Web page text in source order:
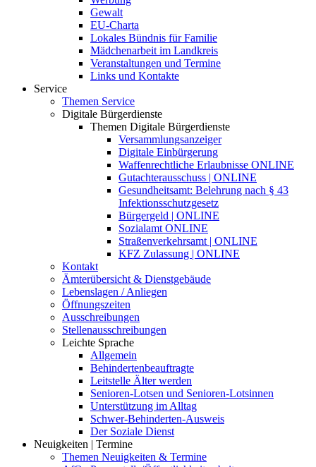
Gewalt
EU-Charta
Lokales Bündnis für Familie
Mädchenarbeit im Landkreis
Veranstaltungen und Termine
Links und Kontakte
Service
Themen Service
Digitale Bürgerdienste
Themen Digitale Bürgerdienste
Versammlungsanzeiger
Digitale Einbürgerung
Waffenrechtliche Erlaubnisse ONLINE
Gutachterausschuss | ONLINE
Gesundheitsamt: Belehrung nach § 43
Infektionsschutzgesetz
Bürgergeld | ONLINE
Sozialamt ONLINE
Straßenverkehrsamt | ONLINE
KFZ Zulassung | ONLINE
Kontakt
Ämterübersicht & Dienstgebäude
Lebenslagen / Anliegen
Öffnungszeiten
Ausschreibungen
Stellenausschreibungen
Leichte Sprache
Allgemein
Behindertenbeauftragte
Leitstelle Älter werden
Senioren-Lotsen und Senioren-Lotsinnen
Unterstützung im Alltag
Schwer-Behinderten-Ausweis
Der Soziale Dienst
Neuigkeiten | Termine
Themen Neuigkeiten & Termine